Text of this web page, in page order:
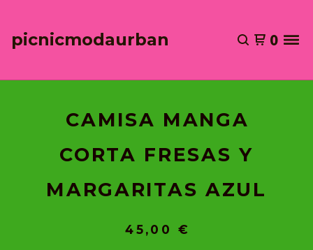
picnicmodaurban 0
CAMISA MANGA
CORTA FRESAS Y
MARGARITAS AZUL
45,00 €